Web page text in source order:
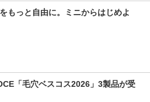
もっと自由に。ミニからはじめよ
「毛穴ベスコス2026」3製品が受